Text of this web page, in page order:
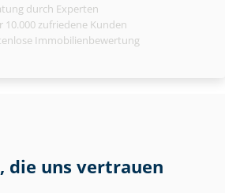
durch Experten
10.000 zufriedene Kunden
Immobilienbewertung
die uns vertrauen